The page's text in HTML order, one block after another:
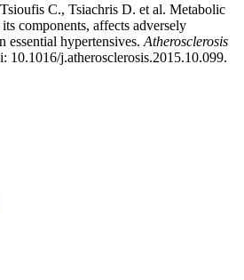
C., Tsiachris D. et al. Metabolic
components, affects adversely
essential hypertensives. Atherosclerosis
10.1016/j.atherosclerosis.2015.10.099.